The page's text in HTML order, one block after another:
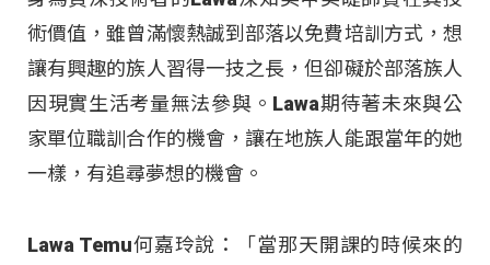
術價值，雖曾滿懷熱誠到部落以免費培訓方式，想
讓有興趣的族人習得一技之長，但卻礙於部落族人
因現實生活考量無法參與。Lawa期待著未來與公
家單位職訓合作的機會，讓在地族人能跟當年的她
一樣，有追尋夢想的機會。
Lawa Temu何嘉玲說：「當那天開課的時候來的